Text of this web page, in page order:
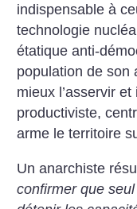
indispensable à
technologie
étatique anti-
population de son
mieux l’asservir
productiviste,
arme le territoire
Un anarchiste
confirmer que